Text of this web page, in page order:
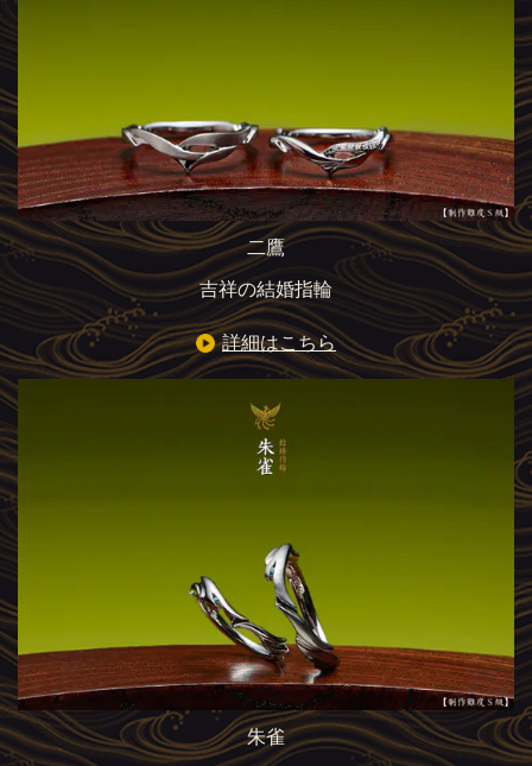
二鷹
吉祥の結婚指輪
詳細はこちら
朱雀